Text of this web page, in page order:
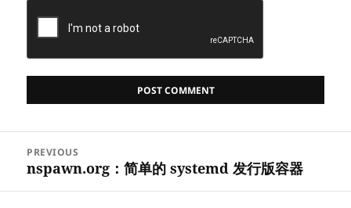
navigation
PREVIOUS
Previous
nspawn.org：简单的 systemd 发行版容器